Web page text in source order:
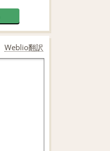
Weblio翻訳